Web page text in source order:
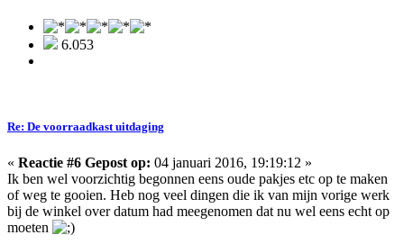
6.053
Re: De voorraadkast uitdaging
« Reactie #6 Gepost op: 04 januari 2016, 19:19:12 »
Ik ben wel voorzichtig begonnen eens oude pakjes etc op te maken
of weg te gooien. Heb nog veel dingen die ik van mijn vorige werk
bij de winkel over datum had meegenomen dat nu wel eens echt op
moeten